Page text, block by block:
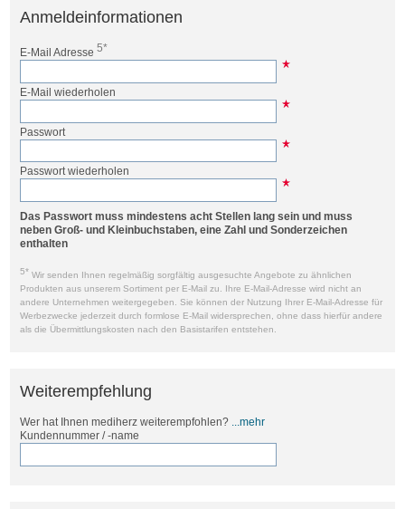
Anmeldeinformationen
E-Mail Adresse 5*
E-Mail wiederholen
Passwort
Passwort wiederholen
Das Passwort muss mindestens acht Stellen lang sein und muss
neben Groß- und Kleinbuchstaben, eine Zahl und Sonderzeichen
enthalten
5* Wir senden Ihnen regelmäßig sorgfältig ausgesuchte Angebote zu ähnlichen
Produkten aus unserem Sortiment per E-Mail zu. Ihre E-Mail-Adresse wird nicht an
andere Unternehmen weitergegeben. Sie können der Nutzung Ihrer E-Mail-Adresse für
Werbezwecke jederzeit durch formlose E-Mail widersprechen, ohne dass hierfür andere
als die Übermittlungskosten nach den Basistarifen entstehen.
Weiterempfehlung
Wer hat Ihnen mediherz weiterempfohlen? ...mehr
Kundennummer / -name